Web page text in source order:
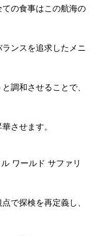
の食事はこの航海の
ンスを追求したメニ
調和させることで、
させます。
ワールド サファリ
で探検を再定義し、